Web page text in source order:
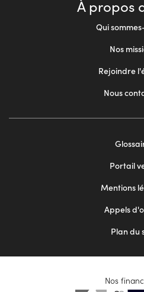
À propos
Qui
Nos
Rejoindre
Nous
Portail
Mentions
Appels
Plan du
Nos